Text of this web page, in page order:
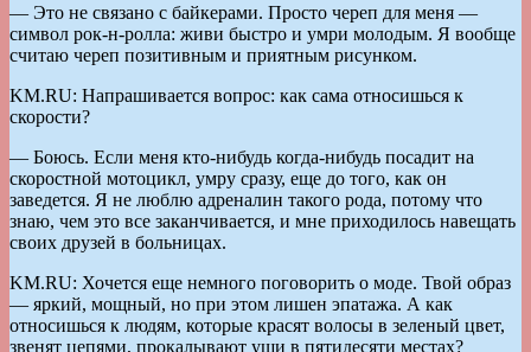
— Это не связано с байкерами. Просто череп для меня —
символ рок-н-ролла: живи быстро и умри молодым. Я вообще
считаю череп позитивным и приятным рисунком.
KM.RU: Напрашивается вопрос: как сама относишься к
скорости?
— Боюсь. Если меня кто-нибудь когда-нибудь посадит на
скоростной мотоцикл, умру сразу, еще до того, как он
заведется. Я не люблю адреналин такого рода, потому что
знаю, чем это все заканчивается, и мне приходилось навещать
своих друзей в больницах.
KM.RU: Хочется еще немного поговорить о моде. Твой образ
— яркий, мощный, но при этом лишен эпатажа. А как
относишься к людям, которые красят волосы в зеленый цвет,
звенят цепями, прокалывают уши в пятидесяти местах?